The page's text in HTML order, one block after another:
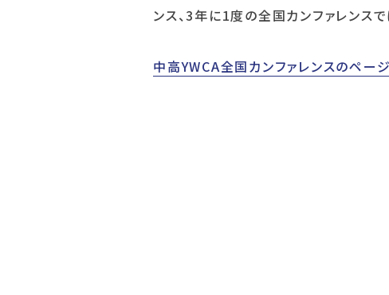
ンス、3年に1度の全国カンファレンス
中高YWCA全国カンファレンスのページ